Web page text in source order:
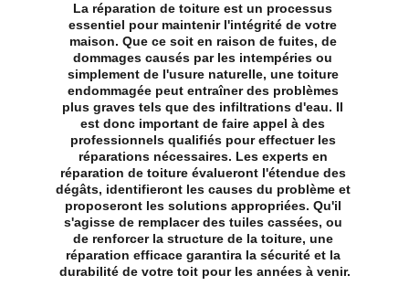
La réparation de toiture est un processus
essentiel pour maintenir l'intégrité de votre
maison. Que ce soit en raison de fuites, de
dommages causés par les intempéries ou
simplement de l'usure naturelle, une toiture
endommagée peut entraîner des problèmes
plus graves tels que des infiltrations d'eau. Il
est donc important de faire appel à des
professionnels qualifiés pour effectuer les
réparations nécessaires. Les experts en
réparation de toiture évalueront l'étendue des
dégâts, identifieront les causes du problème et
proposeront les solutions appropriées. Qu'il
s'agisse de remplacer des tuiles cassées, ou
de renforcer la structure de la toiture, une
réparation efficace garantira la sécurité et la
durabilité de votre toit pour les années à venir.